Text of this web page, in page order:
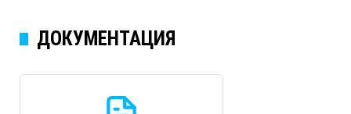
ДОКУМЕНТАЦИЯ